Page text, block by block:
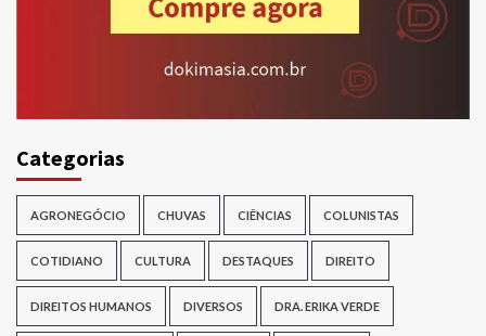
Categorias
AGRONEGÓCIO CHUVAS CIÊNCIAS COLUNISTAS
COTIDIANO CULTURA DESTAQUES DIREITO
DIREITOS HUMANOS DIVERSOS DRA. ERIKA VERDE